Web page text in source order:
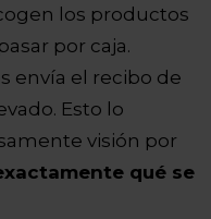
los productos
por caja.
envía el recibo de
Esto lo
visión por
qué se